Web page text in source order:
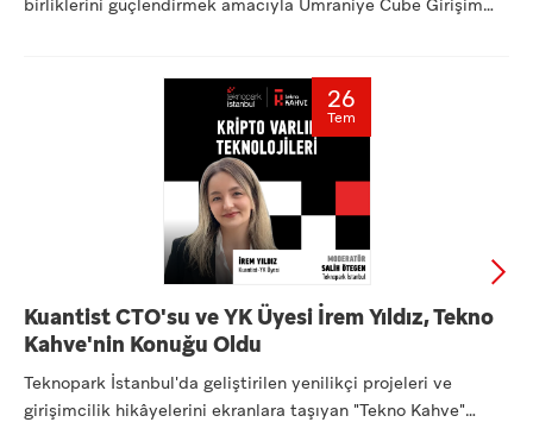
birliklerini güçlendirmek amacıyla Ümraniye Cube Girişim
26
Tem
Kuantist CTO'su ve YK Üyesi İrem Yıldız, Tekno
Kahve'nin Konuğu Oldu
Teknopark İstanbul'da geliştirilen yenilikçi projeleri ve
girişimcilik hikâyelerini ekranlara taşıyan "Tekno Kahve"